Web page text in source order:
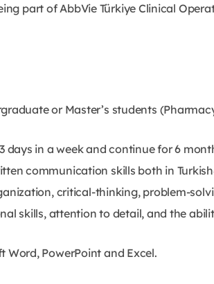
part of AbbVie Türkiye Clinical
or Master’s students
days in a week and continue for 6
communication skills both in
critical-thinking, problem-
skills, attention to detail, and the
Word, PowerPoint and Excel.